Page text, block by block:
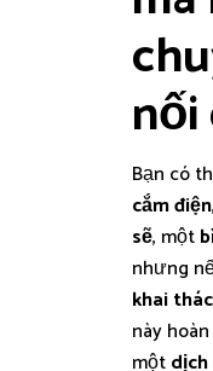
Bạn có
cắm điện
sẽ, một
nhưng
khai
này
một